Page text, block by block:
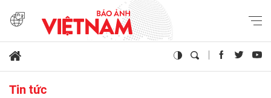
Tin tức